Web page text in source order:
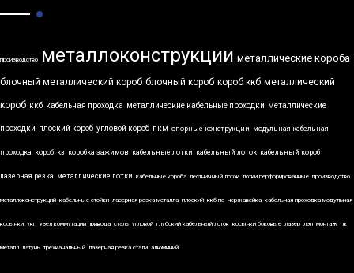
производство металлоконструкции металлические короба
блочный металлический короб блочный короб короб ккб металлический
короб ккб кабельная проходка металлические кабельные проходки металлические
проходки плоский короб угловой короб пкм опорные конструкции модульная кабельная
проходка короб кз коробка зажимов кабельные лотки кабельный лоток кабельный короб
лазерная резка металлические лотки кабельные короба лестничный лоток лотки перфорированные производство
металлоконструкций кабельные стойки лазерная резка металла плоский ккб по нержавейка кабельная проходка модульная
косынки укп узел коммутации привода сталь угловой глубокий кабельный лоток косынки боковые лазер лэп монтаж пк
металл латунь трехканальный лазерная резка стали алюминий